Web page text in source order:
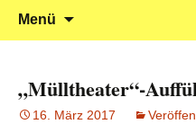
Kindergarten
Klein reingehen –
Menü
„Mülltheater“-
16. März 2017